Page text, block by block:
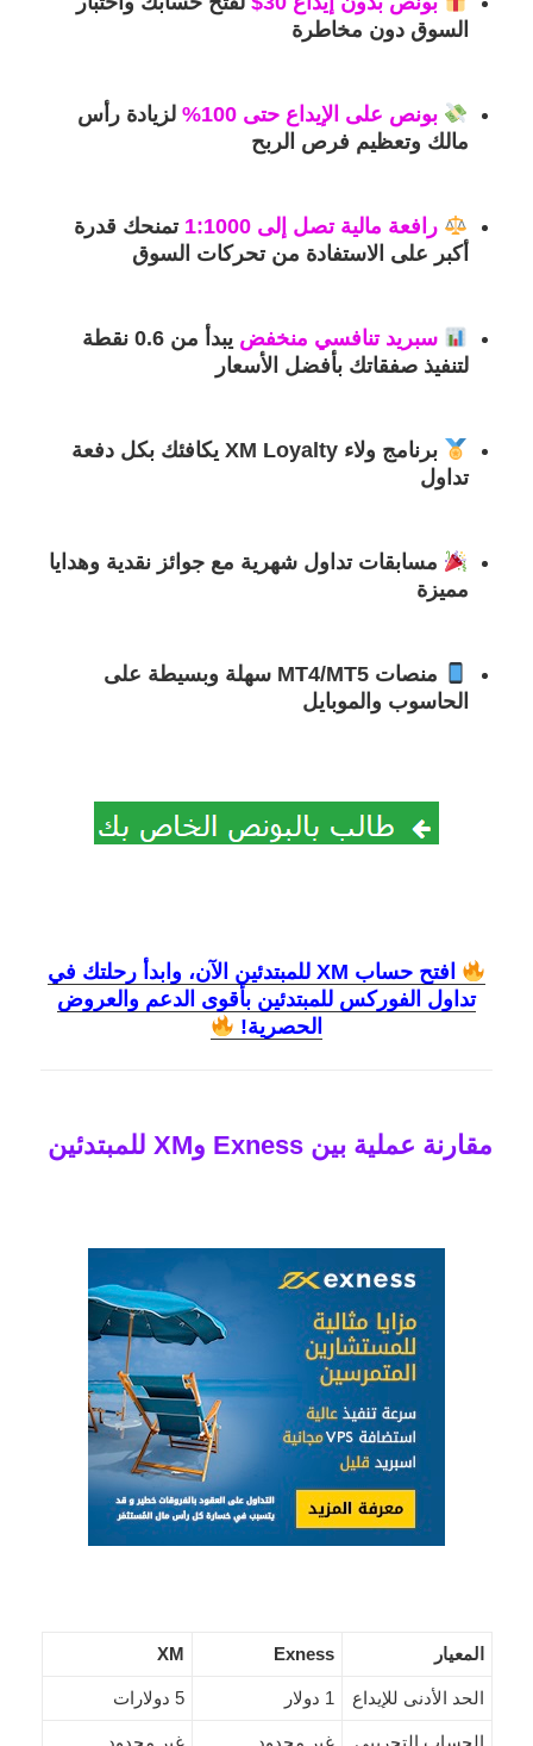
السوق دون مخاطرة
بونص على الإيداع حتى 100%
لزيادة رأس
مالك وتعظيم فرص الربح
رافعة مالية تصل إلى 1:1000
تمنحك قدرة
أكبر على الاستفادة من تحركات السوق
سبريد تنافسي منخفض يبدأ من 0.6 نقطة
لتنفيذ صفقاتك بأفضل الأسعار
برنامج ولاء XM Loyalty
يكافئك بكل دفعة
تداول
مسابقات تداول شهرية مع جوائز نقدية وهدايا
مميزة
منصات MT4/MT5 سهلة وبسيطة
على
الحاسوب والموبايل
افتح حساب XM للمبتدئين الآن، وابدأ رحلتك في
تداول الفوركس للمبتدئين بأقوى الدعم والعروض
الحصرية!
مقارنة عملية بين Exness وXM للمبتدئين
المعيار Exness
XM
الحد الأدنى للإيداع 1 دولار 5 دولارات
الحساب التجريبي غير محدود غير محدود